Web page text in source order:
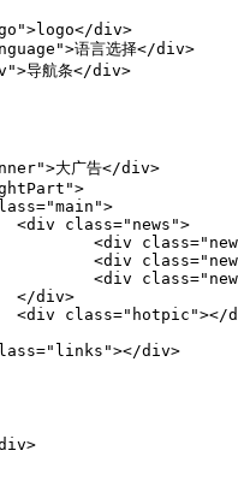
">logo</div>
">语言选择</div>
">导航条</div>
">大广告</div>
">
="main ">
<div class=" news ">
<div class="
<div class="
<div class="
</div>
<div class=" hotpic "></
=" links "></div>
>